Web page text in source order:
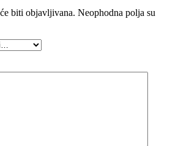
biti objavljivana. Neophodna polja su